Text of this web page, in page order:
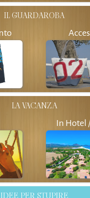
IL GUARDAROBA
LA VACANZA
In Hotel